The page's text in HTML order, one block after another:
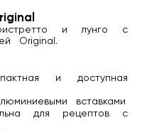
и лунго с
Original.
и доступная
вставками
для рецептов с